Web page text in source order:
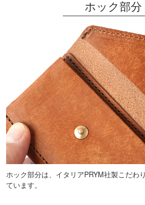
ホック部分
ホック部分は、イタリアPRYM社製こだわ
ています。